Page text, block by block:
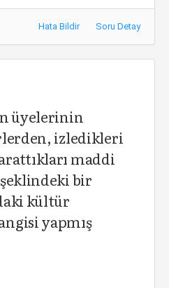
Hata Bildir Soru Detay
üyelerinin
izledikleri
maddi
bir
kültür
yapmış